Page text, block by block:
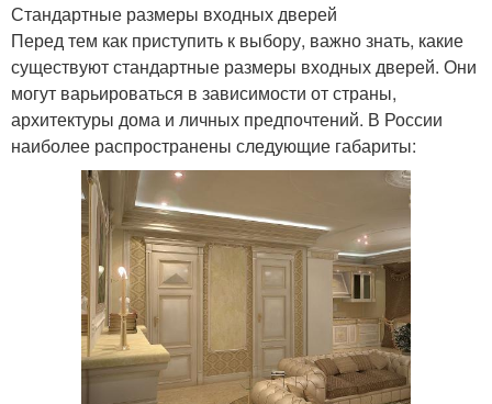
Стандартные размеры входных дверей
Перед тем как приступить к выбору, важно знать, какие
существуют стандартные размеры входных дверей. Они
могут варьироваться в зависимости от страны,
архитектуры дома и личных предпочтений. В России
наиболее распространены следующие габариты: